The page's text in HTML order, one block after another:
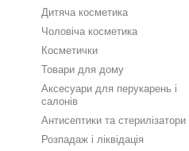
Дитяча косметика
Чоловіча косметика
Косметички
Товари для дому
Аксесуари для перукарень і
салонів
Антисептики та стерилізатори
Розпадаж і ліквідація